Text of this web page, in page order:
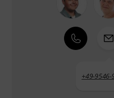
+49-9546-